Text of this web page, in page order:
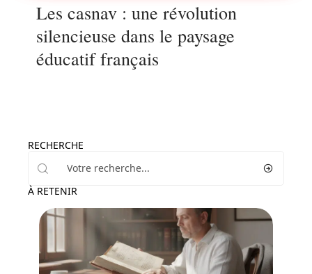
Les casnav : une révolution
silencieuse dans le paysage
éducatif français
RECHERCHE
À RETENIR